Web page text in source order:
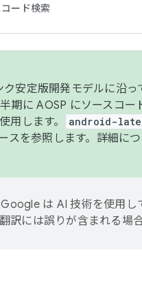
ード検索
安定版開発モデルに沿
期に AOSP にソースコー
用します。 android-
スを参照します。詳細につ
Google は AI 技術を使用し
訳には誤りが含まれる場合